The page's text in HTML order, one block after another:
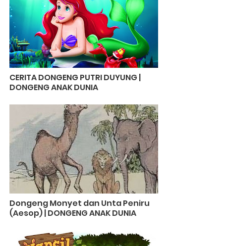
CERITA DONGENG PUTRI DUYUNG |
DONGENG ANAK DUNIA
Dongeng Monyet dan Unta Peniru
(Aesop) | DONGENG ANAK DUNIA